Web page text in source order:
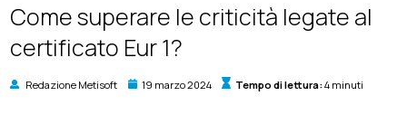
Come superare le criticità legate al
certificato Eur 1?
Redazione Metisoft 19 marzo 2024 Tempo di lettura:4 minuti